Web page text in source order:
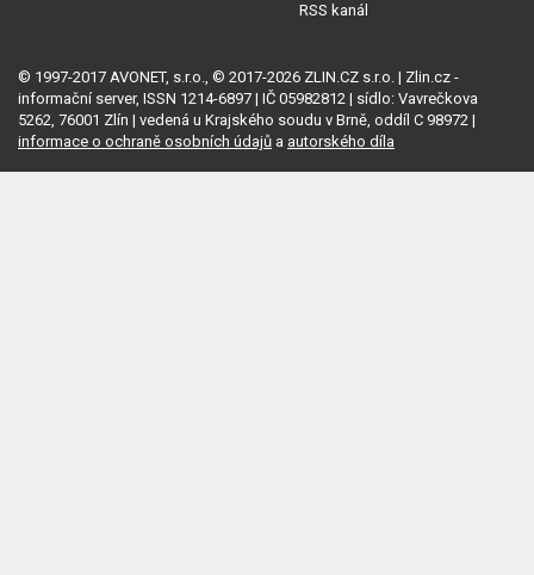
RSS kanál
© 1997-2017 AVONET, s.r.o., © 2017-2026 ZLIN.CZ s.r.o. | Zlin.cz -
informační server, ISSN 1214-6897 | IČ 05982812 | sídlo: Vavrečkova
5262, 76001 Zlín | vedená u Krajského soudu v Brně, oddíl C 98972 |
informace o ochraně osobních údajů a autorského díla